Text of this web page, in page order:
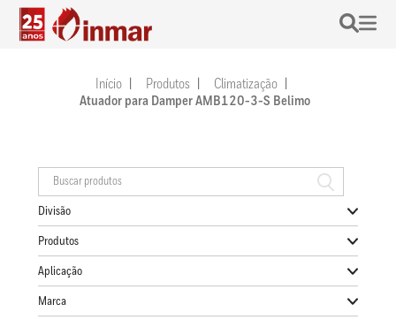
Início Produtos
Climatização
Atuador para Damper AMB120-3-S Belimo
Divisão
Produtos
Aplicação
Marca